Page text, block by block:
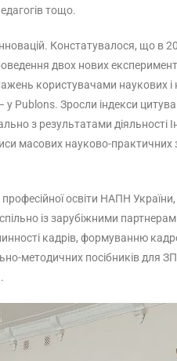
тощо.
Констатувалося, що в
двох нових
користувачами наукових
Publons. Зросли індекси
з результатами
масових науково-
освіти НАПН
із зарубіжними
кадрів, формуванню
методичних посібників